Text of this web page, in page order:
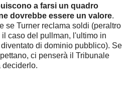
a farsi un quadro
dovrebbe essere un valore.
se Turner reclama soldi (peraltro
il caso del pullman, l'ultimo in
di dominio pubblico). Se
ci penserà il Tribunale
deciderlo.